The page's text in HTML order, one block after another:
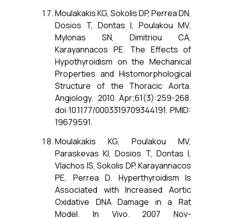
Moulakakis KG, Sokolis DP, Perrea DN,
Dosios T, Dontas I, Poulakou MV,
Mylonas SN, Dimitriou CA,
Karayannacos PE. The Effects of
Hypothyroidism on the Mechanical
Properties and Histomorphological
Structure of the Thoracic Aorta.
Angiology. 2010 Apr;61(3):259-268.
doi:10.1177/0003319709344191. PMID:
19679591.
Moulakakis KG, Poulakou MV,
Paraskevas KI, Dosios T, Dontas I,
Vlachos IS, Sokolis DP, Karayannacos
PE, Perrea D. Hyperthyroidism Is
Associated with Increased Aortic
Oxidative DNA Damage in a Rat
Model. In Vivo. 2007 Nov-